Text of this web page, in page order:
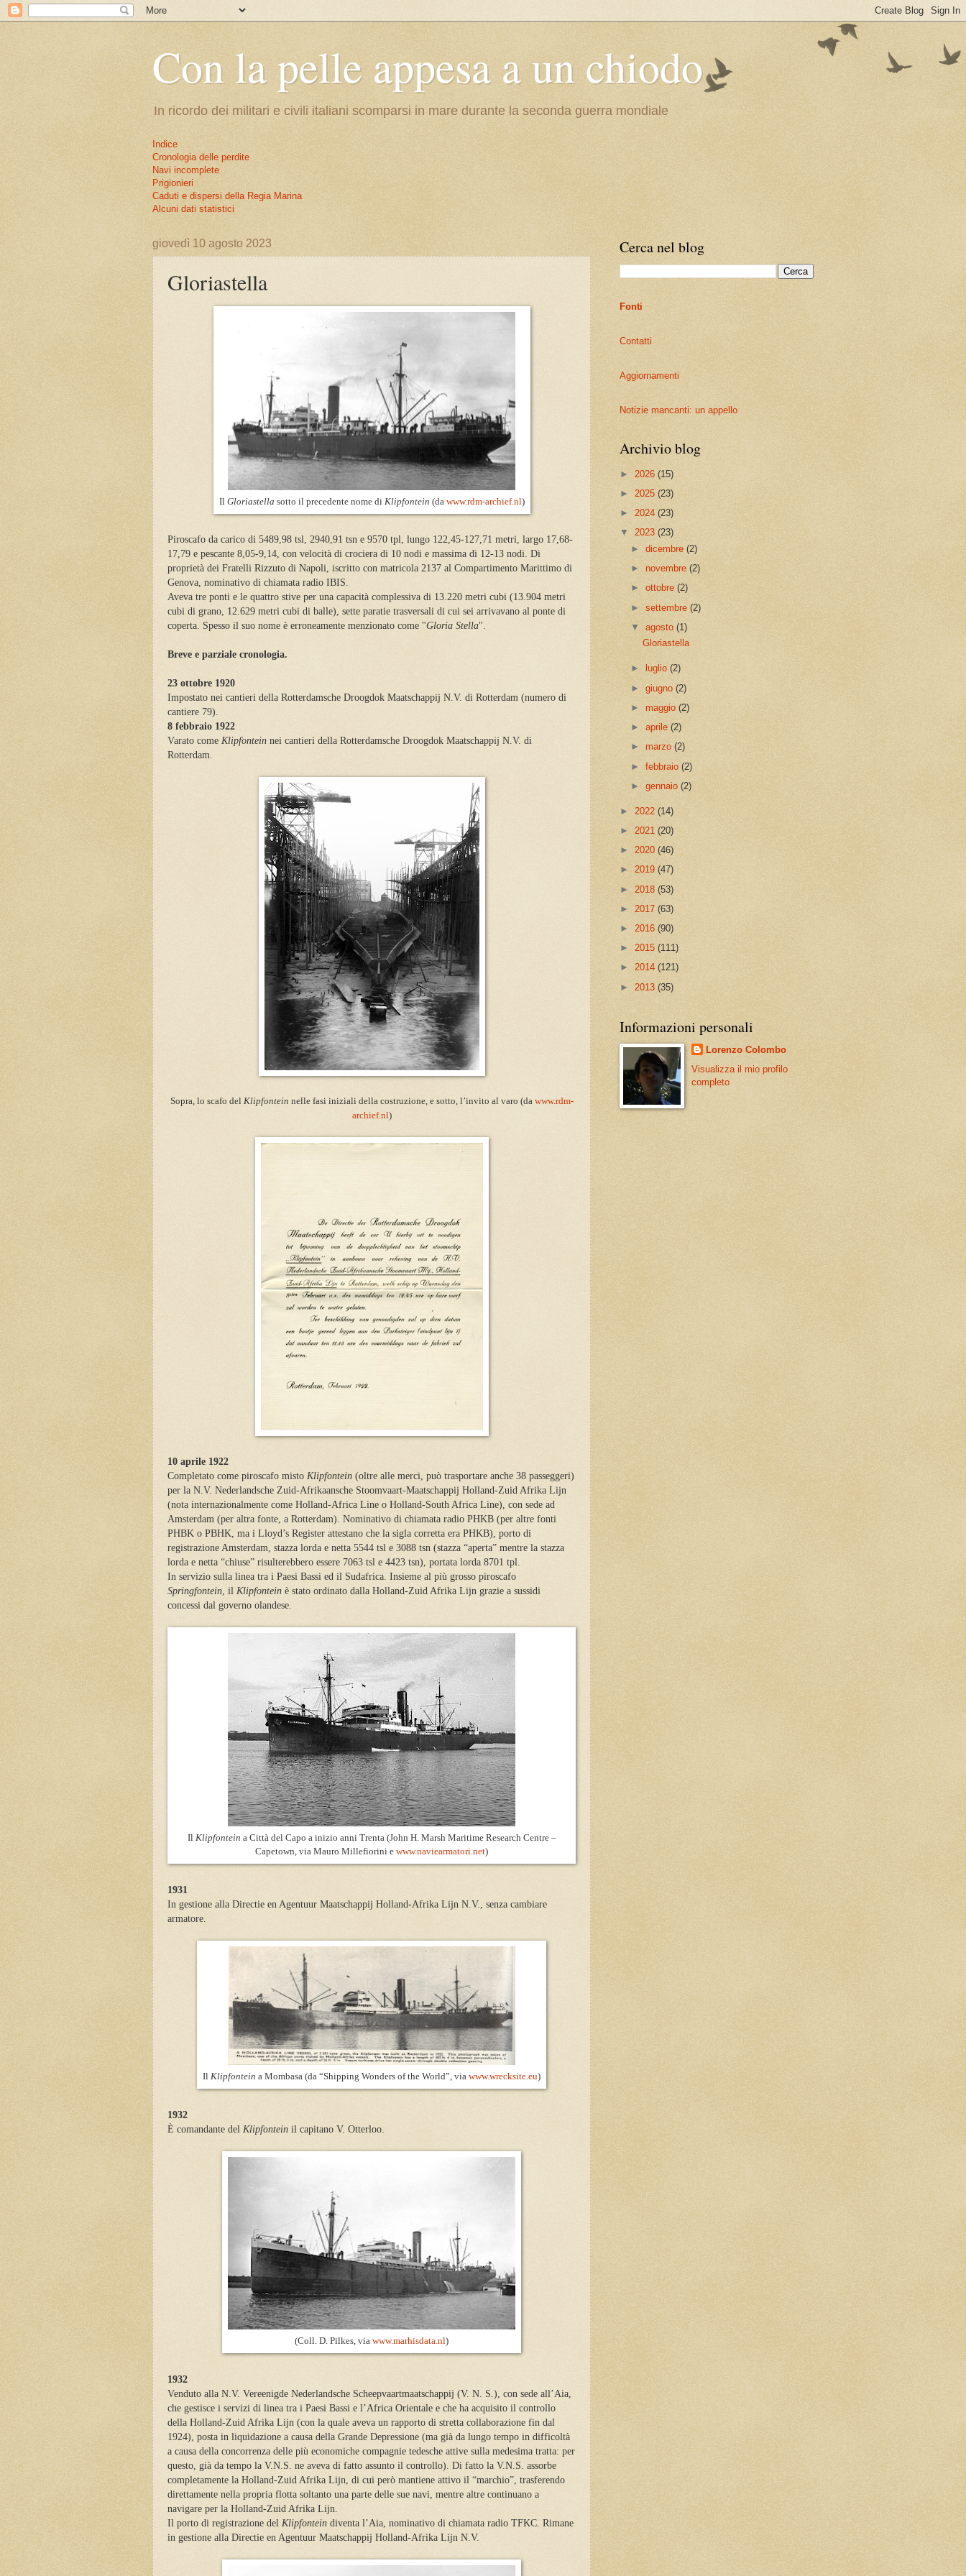
Con la pelle appesa a un chiodo
In ricordo dei militari e civili italiani scomparsi in mare durante la seconda guerra mondiale
Indice
Cronologia delle perdite
Navi incomplete
Prigionieri
Caduti e dispersi della Regia Marina
Alcuni dati statistici
giovedì 10 agosto 2023
Gloriastella
Il Gloriastella sotto il precedente nome di Klipfontein (da www.rdm-archief.nl)
Piroscafo da carico di 5489,98 tsl, 2940,91 tsn e 9570 tpl, lungo 122,45-127,71 metri, largo 17,68-
17,79 e pescante 8,05-9,14, con velocità di crociera di 10 nodi e massima di 12-13 nodi. Di
proprietà dei Fratelli Rizzuto di Napoli, iscritto con matricola 2137 al Compartimento Marittimo di
Genova, nominativo di chiamata radio IBIS.
Aveva tre ponti e le quattro stive per una capacità complessiva di 13.220 metri cubi (13.904 metri
cubi di grano, 12.629 metri cubi di balle), sette paratie trasversali di cui sei arrivavano al ponte di
coperta. Spesso il suo nome è erroneamente menzionato come "Gloria Stella".
Breve e parziale cronologia.
23 ottobre 1920
Impostato nei cantieri della Rotterdamsche Droogdok Maatschappij N.V. di Rotterdam (numero di
cantiere 79).
8 febbraio 1922
Varato come Klipfontein nei cantieri della Rotterdamsche Droogdok Maatschappij N.V. di
Rotterdam.
Sopra, lo scafo del Klipfontein nelle fasi iniziali della costruzione, e sotto, l’invito al varo (da www.rdm-
archief.nl)
10 aprile 1922
Completato come piroscafo misto Klipfontein (oltre alle merci, può trasportare anche 38 passeggeri)
per la N.V. Nederlandsche Zuid-Afrikaansche Stoomvaart-Maatschappij Holland-Zuid Afrika Lijn
(nota internazionalmente come Holland-Africa Line o Holland-South Africa Line), con sede ad
Amsterdam (per altra fonte, a Rotterdam). Nominativo di chiamata radio PHKB (per altre fonti
PHBK o PBHK, ma i Lloyd’s Register attestano che la sigla corretta era PHKB), porto di
registrazione Amsterdam, stazza lorda e netta 5544 tsl e 3088 tsn (stazza “aperta” mentre la stazza
lorda e netta “chiuse” risulterebbero essere 7063 tsl e 4423 tsn), portata lorda 8701 tpl.
In servizio sulla linea tra i Paesi Bassi ed il Sudafrica. Insieme al più grosso piroscafo
Springfontein, il Klipfontein è stato ordinato dalla Holland-Zuid Afrika Lijn grazie a sussidi
concessi dal governo olandese.
Il Klipfontein a Città del Capo a inizio anni Trenta (John H. Marsh Maritime Research Centre –
Capetown, via Mauro Millefiorini e www.naviearmatori.net)
1931
In gestione alla Directie en Agentuur Maatschappij Holland-Afrika Lijn N.V., senza cambiare
armatore.
Il Klipfontein a Mombasa (da “Shipping Wonders of the World”, via www.wrecksite.eu)
1932
È comandante del Klipfontein il capitano V. Otterloo.
(Coll. D. Pilkes, via www.marhisdata.nl)
1932
Venduto alla N.V. Vereenigde Nederlandsche Scheepvaartmaatschappij (V. N. S.), con sede all’Aia,
che gestisce i servizi di linea tra i Paesi Bassi e l’Africa Orientale e che ha acquisito il controllo
della Holland-Zuid Afrika Lijn (con la quale aveva un rapporto di stretta collaborazione fin dal
1924), posta in liquidazione a causa della Grande Depressione (ma già da lungo tempo in difficoltà
a causa della concorrenza delle più economiche compagnie tedesche attive sulla medesima tratta: per
questo, già da tempo la V.N.S. ne aveva di fatto assunto il controllo). Di fatto la V.N.S. assorbe
completamente la Holland-Zuid Afrika Lijn, di cui però mantiene attivo il “marchio”, trasferendo
direttamente nella propria flotta soltanto una parte delle sue navi, mentre altre continuano a
navigare per la Holland-Zuid Afrika Lijn.
Il porto di registrazione del Klipfontein diventa l’Aia, nominativo di chiamata radio TFKC. Rimane
in gestione alla Directie en Agentuur Maatschappij Holland-Afrika Lijn N.V.
Cerca nel blog
Fonti
Contatti
Aggiornamenti
Notizie mancanti: un appello
Archivio blog
► 2026 (15)
► 2025 (23)
► 2024 (23)
▼ 2023 (23)
►dicembre(2)
►novembre(2)
►ottobre(2)
►settembre(2)
▼agosto(1)
Gloriastella
► luglio(2)
►giugno(2)
►maggio(2)
►aprile(2)
►marzo(2)
►febbraio(2)
►gennaio(2)
► 2022 (14)
► 2021 (20)
► 2020 (46)
► 2019 (47)
► 2018 (53)
► 2017 (63)
► 2016 (90)
► 2015 (111)
► 2014 (121)
► 2013 (35)
Informazioni personali
Lorenzo Colombo
Visualizza il mio profilo
completo